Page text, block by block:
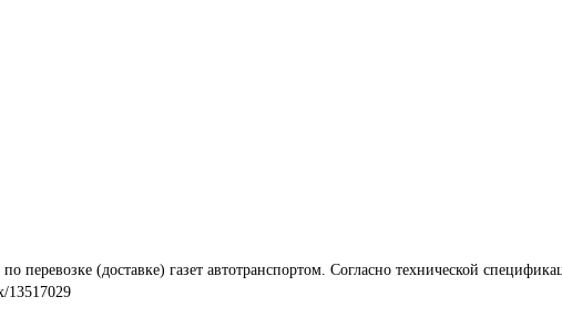
по перевозке (доставке) газет автотранспортом. Согласно технической
13517029